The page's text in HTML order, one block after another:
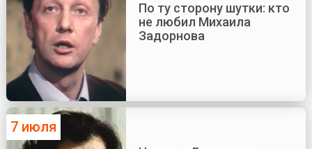
По ту сторону шутки: кто
не любил Михаила
Задорнова
7 июля